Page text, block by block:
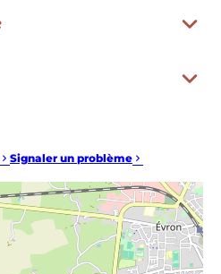
Signaler un problème